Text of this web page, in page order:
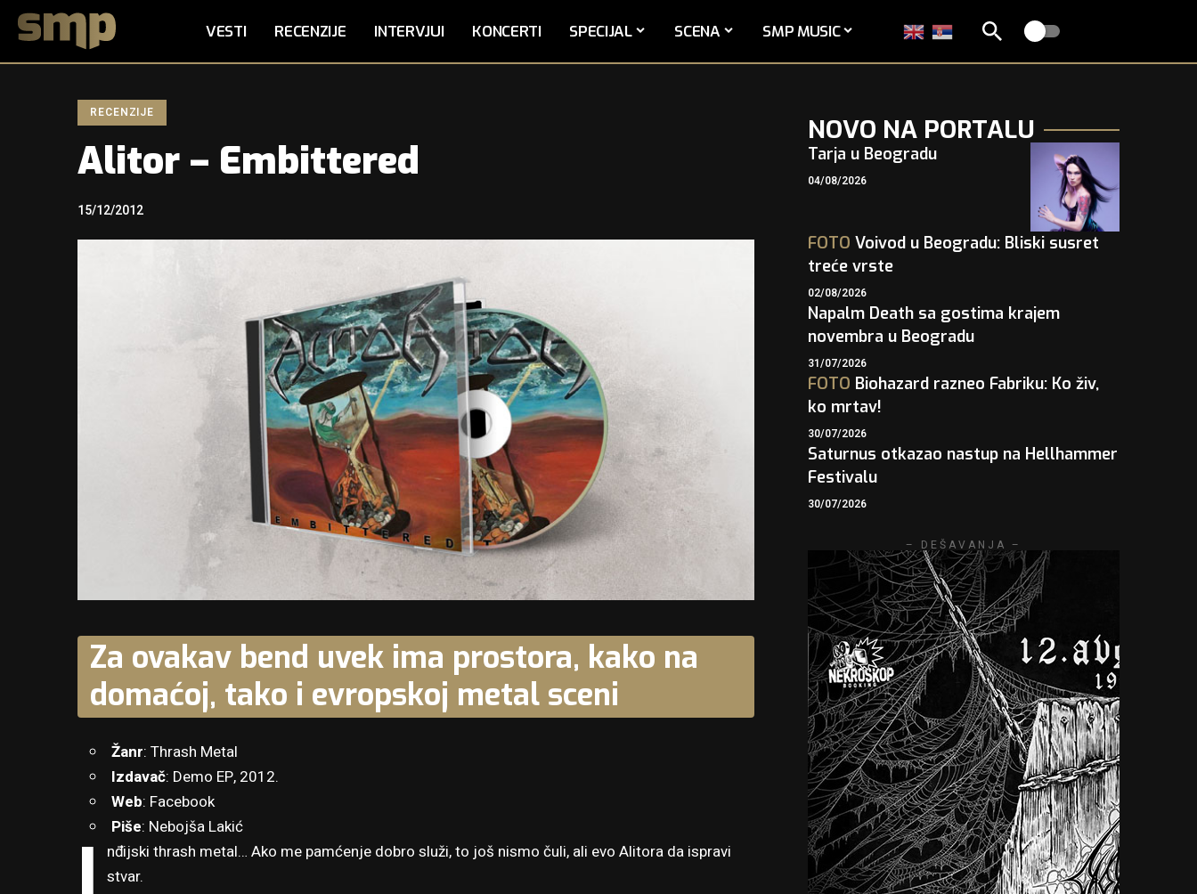
VESTI RECENZIJE INTERVJUI KONCERTI SPECIJAL SCENA SMP MUSIC
RECENZIJE
Alitor – Embittered
15/12/2012
Za ovakav bend uvek ima prostora, kako na
domaćoj, tako i evropskoj metal sceni
Žanr: Thrash Metal
Izdavač: Demo EP, 2012.
Web: Facebook
Piše: Nebojša Lakić
nđijski thrash metal… Ako me pamćenje dobro služi, to još nismo čuli, ali evo Alitora da ispravi
stvar.
NOVO NA PORTALU
Tarja u Beogradu
04/08/2026
FOTO Voivod u Beogradu: Bliski susret
treće vrste
02/08/2026
Napalm Death sa gostima krajem
novembra u Beogradu
31/07/2026
FOTO Biohazard razneo Fabriku: Ko živ,
ko mrtav!
30/07/2026
Saturnus otkazao nastup na Hellhammer
Festivalu
30/07/2026
– DEŠAVANJA –